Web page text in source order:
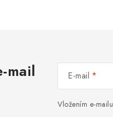
mail E-mail
Vložením e-